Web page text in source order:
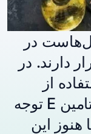
در
دارند. در
از
مکمل‌های غذایی و به‌ویژه ویتامین E توجه
این